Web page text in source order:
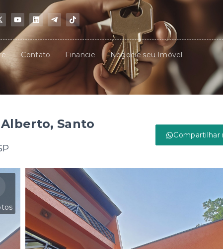
Contato Financie Negocie seu Imóvel
Santo
Compartilhar